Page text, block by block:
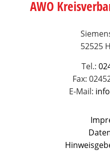
AWO
52525
Tel.:
Fax:
E-Mail: